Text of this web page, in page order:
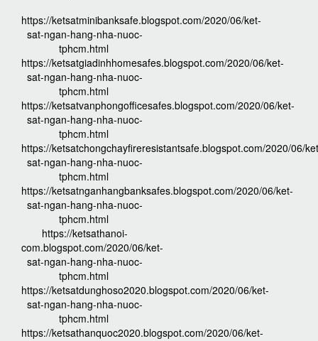
https://ketsatminibanksafe.blogspot.com/2020/06/ket-
sat-ngan-hang-nha-nuoc-
tphcm.html
https://ketsatgiadinhhomesafes.blogspot.com/2020/06/ket-
sat-ngan-hang-nha-nuoc-
tphcm.html
https://ketsatvanphongofficesafes.blogspot.com/2020/06/ket-
sat-ngan-hang-nha-nuoc-
tphcm.html
https://ketsatchongchayfireresistantsafe.blogspot.com/2020/06/
sat-ngan-hang-nha-nuoc-
tphcm.html
https://ketsatnganhangbanksafes.blogspot.com/2020/06/ket-
sat-ngan-hang-nha-nuoc-
tphcm.html
https://ketsathanoi-
com.blogspot.com/2020/06/ket-
sat-ngan-hang-nha-nuoc-
tphcm.html
https://ketsatdunghoso2020.blogspot.com/2020/06/ket-
sat-ngan-hang-nha-nuoc-
tphcm.html
https://ketsathanquoc2020.blogspot.com/2020/06/ket-